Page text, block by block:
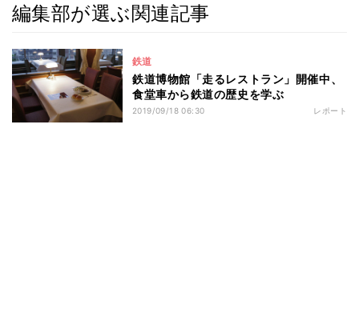
編集部が選ぶ関連記事
鉄道
鉄道博物館「走るレストラン」開催中、
食堂車から鉄道の歴史を学ぶ
2019/09/18 06:30 レポート